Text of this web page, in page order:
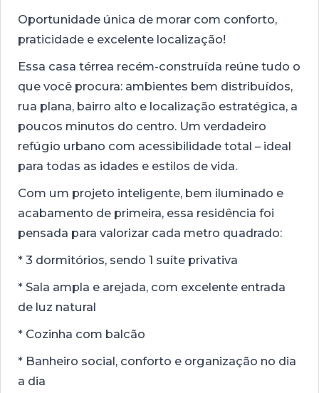
Oportunidade única de morar com conforto,
praticidade e excelente localização!
Essa casa térrea recém-construída reúne tudo o
que você procura: ambientes bem distribuídos,
rua plana, bairro alto e localização estratégica, a
poucos minutos do centro. Um verdadeiro
refúgio urbano com acessibilidade total – ideal
para todas as idades e estilos de vida.
Com um projeto inteligente, bem iluminado e
acabamento de primeira, essa residência foi
pensada para valorizar cada metro quadrado:
* 3 dormitórios, sendo 1 suíte privativa
* Sala ampla e arejada, com excelente entrada
de luz natural
* Cozinha com balcão
* Banheiro social, conforto e organização no dia
a dia